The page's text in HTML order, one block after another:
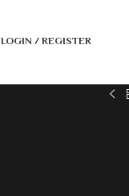
LOGIN / REGISTER